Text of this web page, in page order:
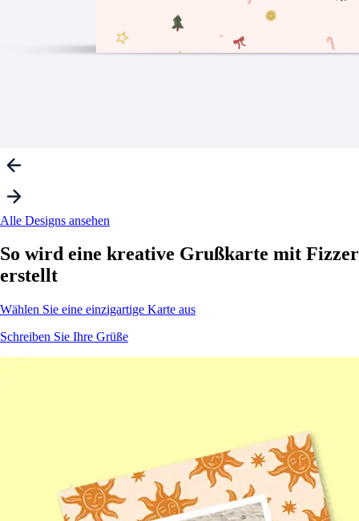
Alle Designs ansehen
So wird eine kreative Grußkarte mit Fizzer
erstellt
Wählen Sie eine einzigartige Karte aus
Schreiben Sie Ihre Grüße